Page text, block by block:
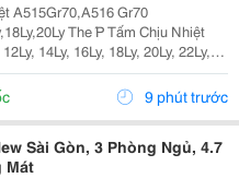
A515Gr70,A516 Gr70
́P Tấm Chịu Nhiệt
14Ly, 16Ly, 18Ly, 20Ly, 22Ly,
8Ly,...
9 phút trước
Sài Gòn, 3 Phòng Ngủ, 4.7
Mát